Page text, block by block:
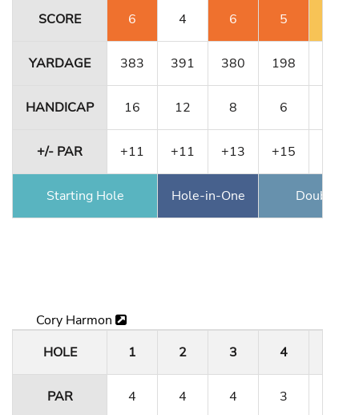
SCORE 6 4 6 5
YARDAGE 383 391 380 198
HANDICAP 16 12 8 6
+/- PAR +11 +11 +13 +15
Starting Hole Hole-in-One Double
Cory Harmon
HOLE
1 2 3 4
PAR 4 4 4 3